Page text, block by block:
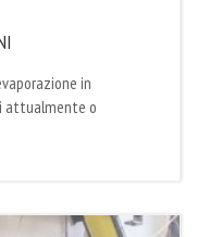
in
attualmente o